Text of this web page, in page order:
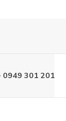
0949 301 201